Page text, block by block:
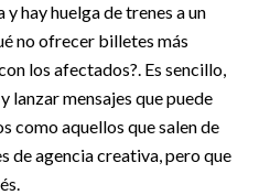
y hay huelga de trenes a un
no ofrecer billetes más
los afectados?. Es sencillo,
lanzar mensajes que puede
como aquellos que salen de
de agencia creativa, pero que